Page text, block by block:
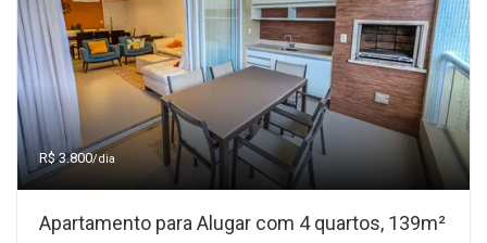
R$ 3.800/dia
Apartamento para Alugar com 4 quartos, 139m²